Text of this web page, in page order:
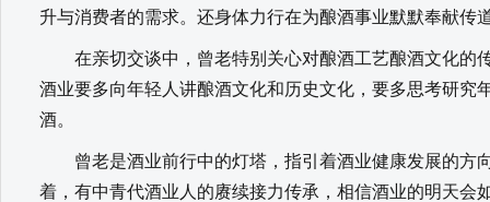
升与消费者的需求。还身体力行在为酿酒事业默默奉献传
在亲切交谈中，曾老特别关心对酿酒工艺酿酒文化的
酒业要多向年轻人讲酿酒文化和历史文化，要多思考研究
酒。
曾老是酒业前行中的灯塔，指引着酒业健康发展的方
着，有中青代酒业人的赓续接力传承，相信酒业的明天会